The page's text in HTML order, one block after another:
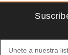
efectivo…